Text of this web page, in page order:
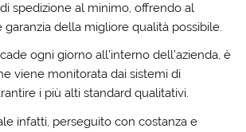
spedizione al minimo, offrendo al
della migliore qualità possibile.
ogni giorno all’interno dell’azienda, è
viene monitorata dai sistemi di
i più alti standard qualitativi.
infatti, perseguito con costanza e